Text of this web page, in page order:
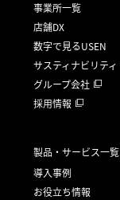
事業所一覧
店舗DX
数字で見るUSEN
サスティナビリティ
グループ会社
採用情報
製品・サービス一覧
導入事例
お役立ち情報